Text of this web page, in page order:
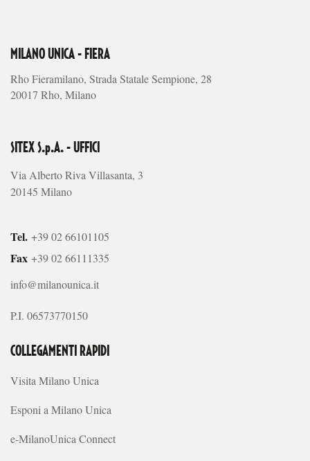
MILANO UNICA - FIERA
Rho Fieramilano, Strada Statale Sempione, 28
20017 Rho, Milano
SITEX S.p.A. - UFFICI
Via Alberto Riva Villasanta, 3
20145 Milano
Tel. +39 02 66101105
Fax +39 02 66111335
info@milanounica.it
P.I. 06573770150
COLLEGAMENTI RAPIDI
Visita Milano Unica
Esponi a Milano Unica
e-MilanoUnica Connect